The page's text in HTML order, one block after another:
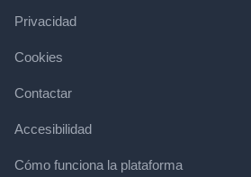
Privacidad
Cookies
Contactar
Accesibilidad
Cómo funciona la plataforma